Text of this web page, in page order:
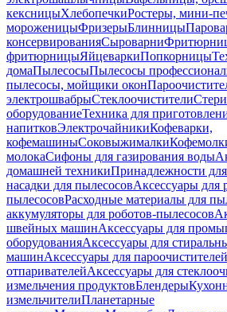
кексницыХлебопечкиРостеры, мини-
мороженицыФризерыБлинницы
консервированияСыроварни
фритюрницыЯйцеваркиПопкорницы
домаПылесосыПылесосы
пылесосы, мойщики окон
электрошвабрыСтеклоочистители
оборудованиеТехника для
напитковЭлектрочайникиКофеварки,
кофемашиныСоковыжималки
молокаСифоны для газирования воды
домашней техникиПринадлежности
насадки для пылесосовАксессуары для
пылесосовРасходные материалы для
аккумуляторы для роботов-пылесосов
швейных машинАксессуары для
оборудованияАксессуары для
машинАксессуары для
отпаривателейАксессуары для
измельчения продуктовБлендеры
измельчителиПланетарные